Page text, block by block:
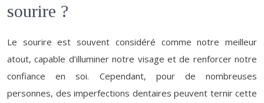
sourire ?
Le sourire est souvent considéré comme notre meilleur
atout, capable d’illuminer notre visage et de renforcer notre
confiance en soi. Cependant, pour de nombreuses
personnes, des imperfections dentaires peuvent ternir cette